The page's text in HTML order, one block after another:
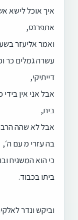
איך אוכל לישא
אתפרנס,
ואמר אליעזר
עשרה גמלים כר
דייתיקי,
אבל אני אין
בית,
אבל לא שהה
בה עזרי מ עם ה׳,
כי הוא המשגיח
ביתו בכבוד.
וביקש ונדר